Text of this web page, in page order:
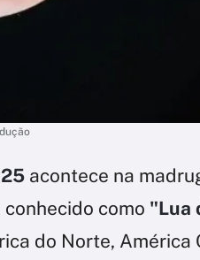
acontece na
como "Lua
do Norte, América